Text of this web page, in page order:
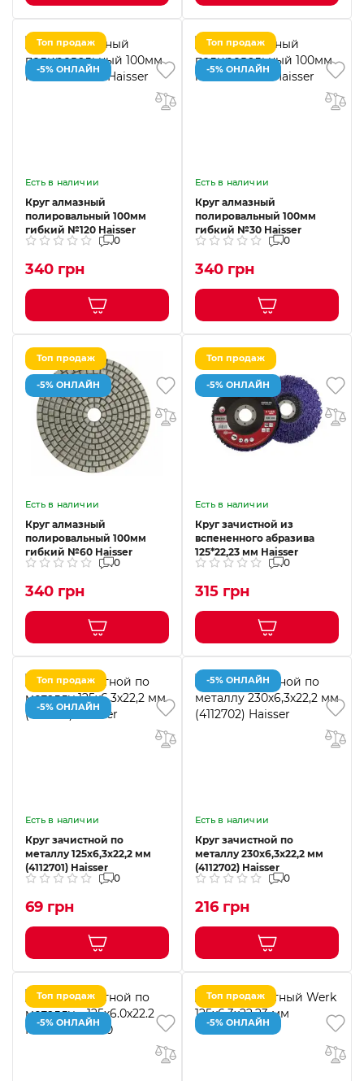
Топ продаж
-5% ОНЛАЙН
Есть в наличии
Круг алмазный
полировальный 100мм
гибкий №120 Haisser
0
340 грн
Топ продаж
-5% ОНЛАЙН
Есть в наличии
Круг алмазный
полировальный 100мм
гибкий №30 Haisser
0
340 грн
Топ продаж
-5% ОНЛАЙН
Есть в наличии
Круг алмазный
полировальный 100мм
гибкий №60 Haisser
0
340 грн
Топ продаж
-5% ОНЛАЙН
Есть в наличии
Круг зачистной из
вспененного абразива
125*22,23 мм Haisser
0
315 грн
Топ продаж
-5% ОНЛАЙН
Есть в наличии
Круг зачистной по
металлу 125х6,3х22,2 мм
(4112701) Haisser
0
69 грн
-5% ОНЛАЙН
Есть в наличии
Круг зачистной по
металлу 230х6,3х22,2 мм
(4112702) Haisser
0
216 грн
Топ продаж
-5% ОНЛАЙН
Топ продаж
-5% ОНЛАЙН